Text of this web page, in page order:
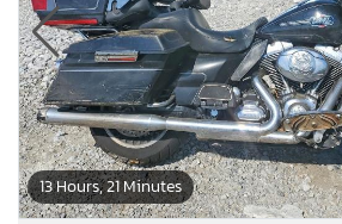
13 Hours, 21 Minutes